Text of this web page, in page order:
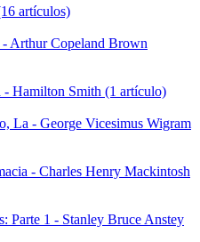
artículos)
Arthur Copeland Brown
- Hamilton Smith (1 artículo)
La - George Vicesimus Wigram
- Charles Henry Mackintosh
Parte 1 - Stanley Bruce Anstey